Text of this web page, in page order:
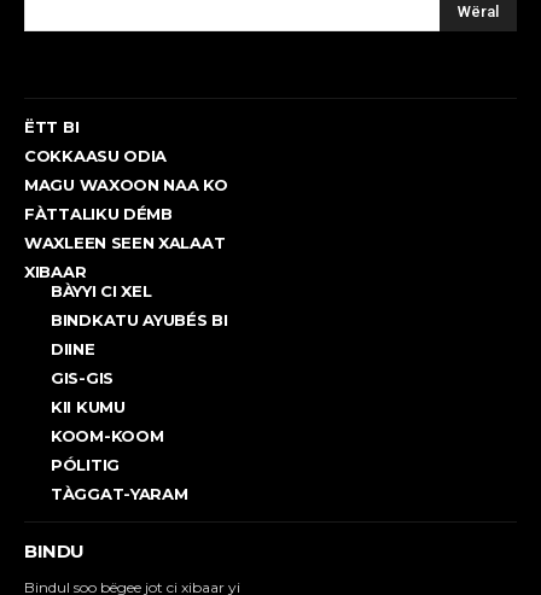
Wëral
ËTT BI
COKKAASU ODIA
MAGU WAXOON NAA KO
FÀTTALIKU DÉMB
WAXLEEN SEEN XALAAT
XIBAAR
BÀYYI CI XEL
BINDKATU AYUBÉS BI
DIINE
GIS-GIS
KII KUMU
KOOM-KOOM
PÓLITIG
TÀGGAT-YARAM
BINDU
Bindul soo bëgee jot ci xibaar yi